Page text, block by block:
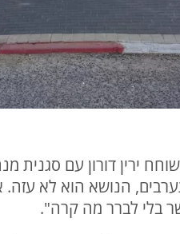
ירין דורון עם
הנושא הוא לא
בלי לברר מה קרה".